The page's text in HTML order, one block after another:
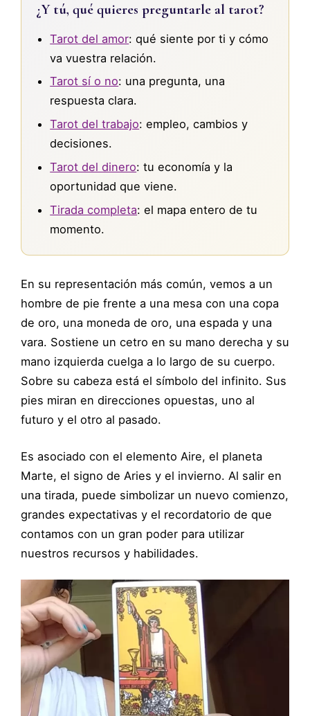
¿Y tú, qué quieres preguntarle al tarot?
Tarot del amor: qué siente por ti y cómo
va vuestra relación.
Tarot sí o no: una pregunta, una
respuesta clara.
Tarot del trabajo: empleo, cambios y
decisiones.
Tarot del dinero: tu economía y la
oportunidad que viene.
Tirada completa: el mapa entero de tu
momento.
En su representación más común, vemos a un
hombre de pie frente a una mesa con una copa
de oro, una moneda de oro, una espada y una
vara. Sostiene un cetro en su mano derecha y su
mano izquierda cuelga a lo largo de su cuerpo.
Sobre su cabeza está el símbolo del infinito. Sus
pies miran en direcciones opuestas, uno al
futuro y el otro al pasado.
Es asociado con el elemento Aire, el planeta
Marte, el signo de Aries y el invierno. Al salir en
una tirada, puede simbolizar un nuevo comienzo,
grandes expectativas y el recordatorio de que
contamos con un gran poder para utilizar
nuestros recursos y habilidades.